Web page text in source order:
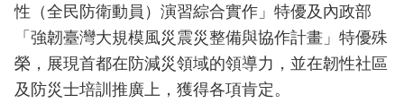
開
專
區
統
性（全民防衛動員）演習綜合實作」特優及內政部
「強韌臺灣大規模風災震災整備與協作計畫」特優殊
榮，展現首都在防減災領域的領導力，並在韌性社區
及防災士培訓推廣上，獲得各項肯定。